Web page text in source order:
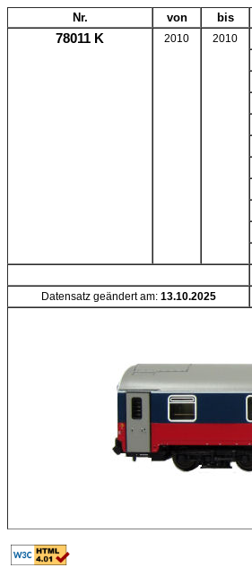
Nr. von bis
78011 K 2010 2010
Datensatz geändert am: 13.10.2025